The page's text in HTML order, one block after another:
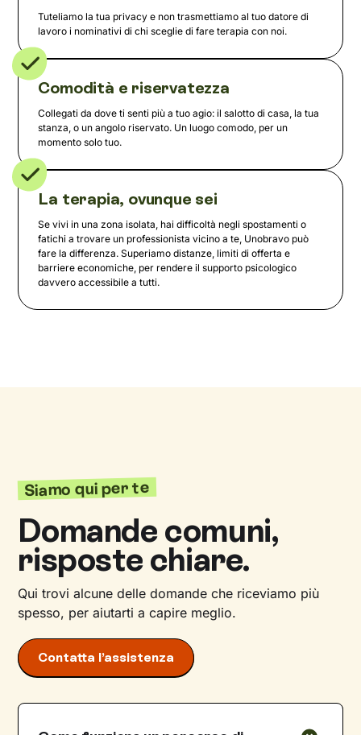
Tuteliamo la tua privacy e non trasmettiamo al tuo datore di
lavoro i nominativi di chi sceglie di fare terapia con noi.
Comodità e riservatezza
Collegati da dove ti senti più a tuo agio: il salotto di casa, la tua
stanza, o un angolo riservato. Un luogo comodo, per un
momento solo tuo.
La terapia, ovunque sei
Se vivi in una zona isolata, hai difficoltà negli spostamenti o
fatichi a trovare un professionista vicino a te, Unobravo può
fare la differenza. Superiamo distanze, limiti di offerta e
barriere economiche, per rendere il supporto psicologico
davvero accessibile a tutti.
Siamo qui per te
Domande comuni,
risposte chiare.
Qui trovi alcune delle domande che riceviamo più
spesso, per aiutarti a capire meglio.
Contatta l’assistenza